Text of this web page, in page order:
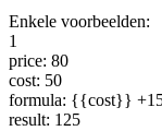
Enkele voorbeelden:
1
price: 80
cost: 50
formula: {{cost}}
result: 125